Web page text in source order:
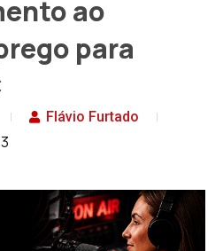
ao
para
Flávio Furtado